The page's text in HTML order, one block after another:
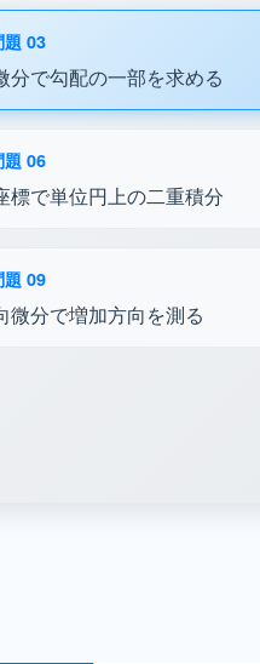
題 03
分で勾配の一部を求める
題 06
標で単位円上の二重積分
題 09
微分で増加方向を測る